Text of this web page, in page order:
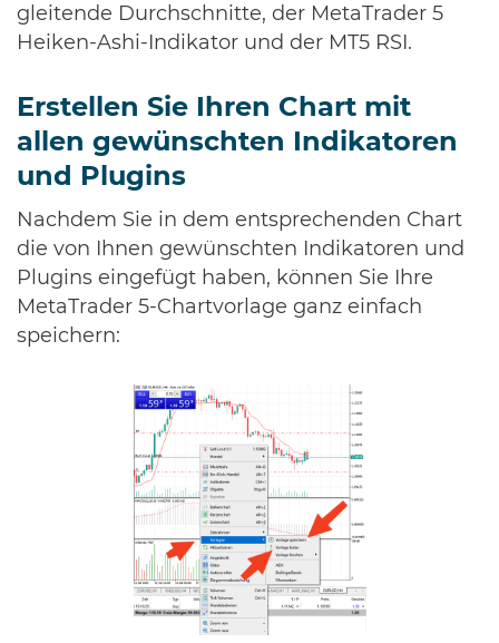
gleitende Durchschnitte, der MetaTrader 5
Heiken-Ashi-Indikator und der MT5 RSI.
Erstellen Sie Ihren Chart mit
allen gewünschten Indikatoren
und Plugins
Nachdem Sie in dem entsprechenden Chart
die von Ihnen gewünschten Indikatoren und
Plugins eingefügt haben, können Sie Ihre
MetaTrader 5-Chartvorlage ganz einfach
speichern: